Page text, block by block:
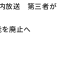
内放送 第三者が
廃止へ